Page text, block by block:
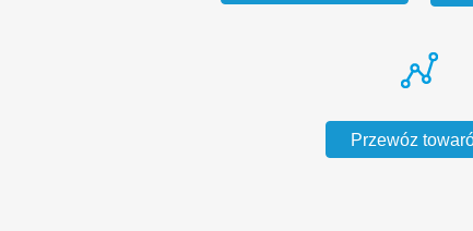
Przewóz